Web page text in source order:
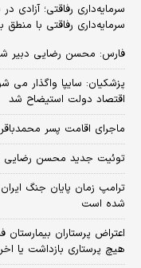
سرمایه‌داری رفاقتی؛ آزادی
سرمایه‌داری رفاقتی با منطق
فارس: محسن رضایی دبیر
پزشکیان: سایپا واگذار می
اقتصاد دولت استیضاح شد
ماجرای اقامت پسر
توئیت جدید محسن رضایی
ترامپ زمان پایان جنگ
شده است
اعتراض پرستاران
هیچ پرستاری بازداشت یا